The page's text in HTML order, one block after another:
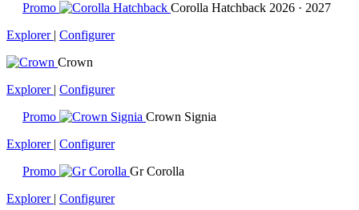
Promo
Corolla Hatchback 2026 · 2027
Explorer | Configurer
Crown
Explorer | Configurer
Promo
Crown Signia
Explorer | Configurer
Promo
Gr Corolla
Explorer | Configurer